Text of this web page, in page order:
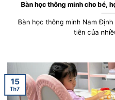
Bàn học thông minh cho bé,
Bàn học thông minh Nam
tiên của
15
Th7